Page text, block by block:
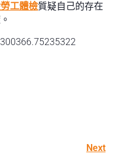
工體檢質疑自己的存在
Next